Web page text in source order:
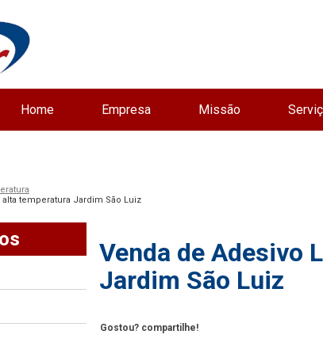
Home Empresa Missão
temperatura Jardim São Luiz
Venda de Adesivo
Jardim São Luiz
Gostou? compartilhe!